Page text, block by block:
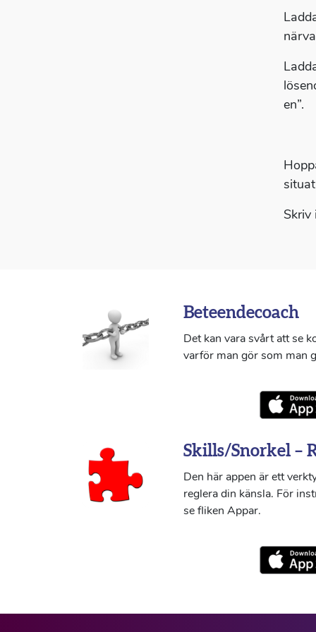
en”.
Skriv
Beteendecoach
Det kan vara svårt att se
varför man gör som man
Skills/Snorkel –
Den här appen är ett
reglera din känsla. För
se fliken Appar.